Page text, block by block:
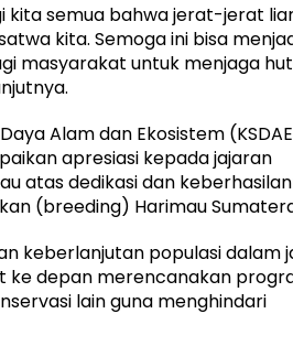
kita semua bahwa jerat-jerat
kita. Semoga ini bisa
masyarakat untuk menjaga
Alam dan Ekosistem
apresiasi kepada jajaran
atas dedikasi dan
(breeding) Harimau
keberlanjutan populasi dalam
ke depan merencanakan
lain guna menghindari